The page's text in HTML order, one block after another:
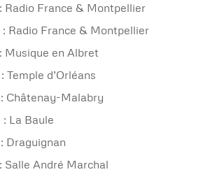
Radio France & Montpellier
Radio France & Montpellier
Musique en Albret
Temple d’Orléans
Châtenay-Malabry
La Baule
Draguignan
Salle André Marchal